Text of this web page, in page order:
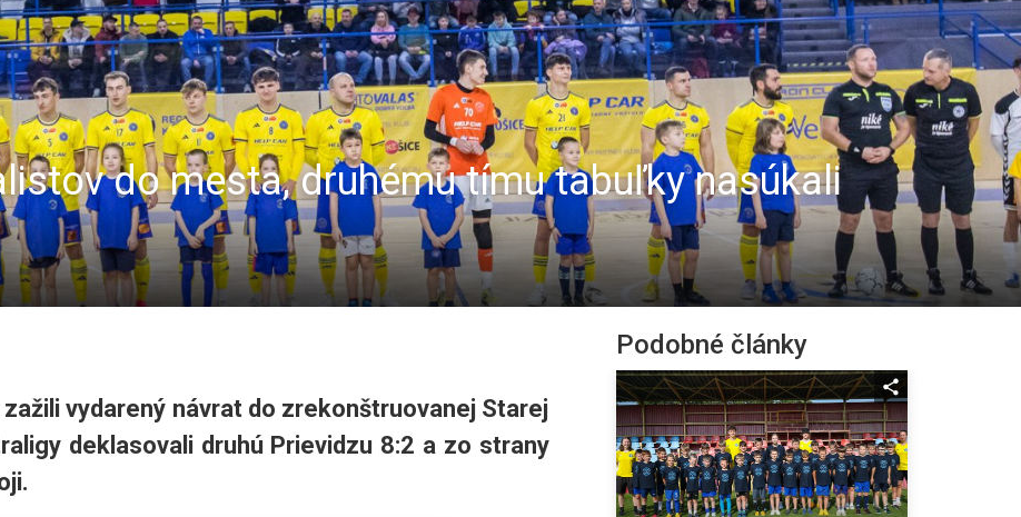
do mesta, druhému tímu tabuľky nasúkali
vydarený návrat do zrekonštruovanej Starej
deklasovali druhú Prievidzu 8:2 a zo strany
Podobné články